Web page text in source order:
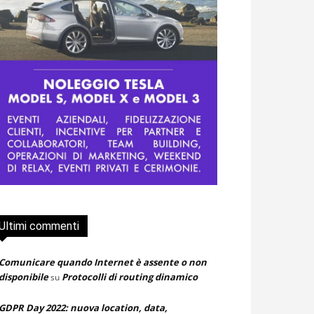
commenti
quando Internet è assente o non
su Protocolli di routing dinamico
Day 2022: nuova location, data,